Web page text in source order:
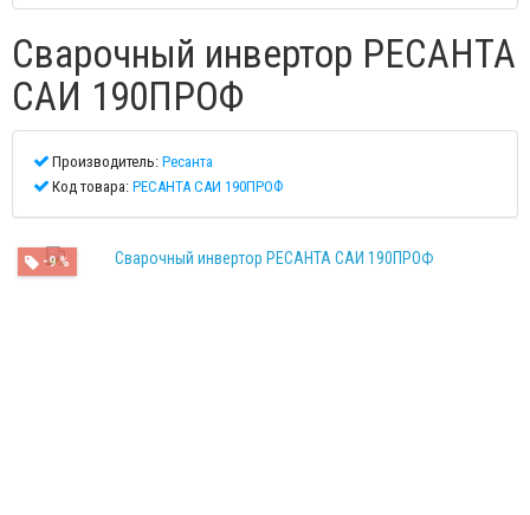
Сварочный инвертор РЕСАНТА
САИ 190ПРОФ
Производитель: Ресанта
Код товара: РЕСАНТА САИ 190ПРОФ
-9 %